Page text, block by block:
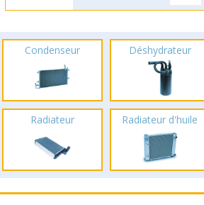
Condenseur Déshydrateur
Radiateur Radiateur d'huile